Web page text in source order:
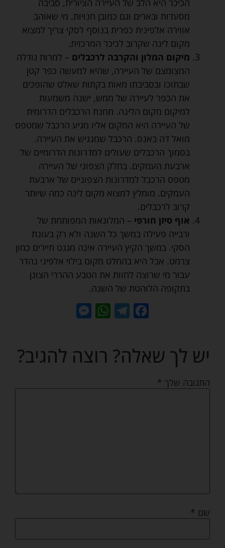
מסעדות ובארים וגם כמובן חנויות. מי שאוהב
אווירה אלפינית כפרית בנוסף לסקי צריך למצוא
מקום לינה שקרוב לכיכר המרכזית.
מיקום המלון והקרבה לרכבלים– למרות גודלה
המצומצם של העיירה, שהיא למעשה כפר קטן
שבתוכו ובסביבתו מאות בקתות שאלט שהופכים
את הכפר לעיירה של ממש, ישנה משמעות
למיקום מקום הלינה. תחנת הרכבלים הדרומית
של העיירה היא המקום אליו מגיע הרכבל שמטפס
מואל דה באנס. הרכבל שמנגיש את העיירה.
בסמוך הרכבלים שעולים למדרונות הדרומיים של
ארבעת העמקים. בחלק הצפוני של העיירה
מטפס הרכבל למדרונות הצפוניים של ארבעת
העמקים. מומלץ למצוא מקום לינה כמה שיותר
קרוב לרכבלים.
אוף סיזן חורפי– המלונאות המפותחת של
ורבייה פעילה במשך כל השנה ולא רק בעונת
הסקי. במשך הקיץ העיירה אינה מגנט תיירים כמון
צרמט. אבל היא בהחלט מקום בילוי אלפיני נהדר
עבור מי שרוצה לחוות את הטבע ההררי הצונן
בתקופה הלוהטת של השנה.
Facebook
Telegram
WhatsApp
Messenger
יש לך שאלה? רוצה להגיב?
התגובה שלך*
שם*